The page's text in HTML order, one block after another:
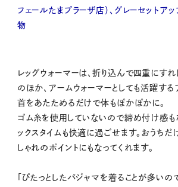
フェールたまプラーザ店）、グレーセットア
物
レッグウォーマーは、折り込んで四重にす
のほか、アームウォーマーとしても活躍する
首をあたためるだけで体もぽかぽかに。
ゴム糸を使用していないので締め付け感も
ックスタイムも快適に過ごせます。おうち
しゃれのポイントにもなってくれます。
「ぴたっとしたパジャマを着ることが多いの